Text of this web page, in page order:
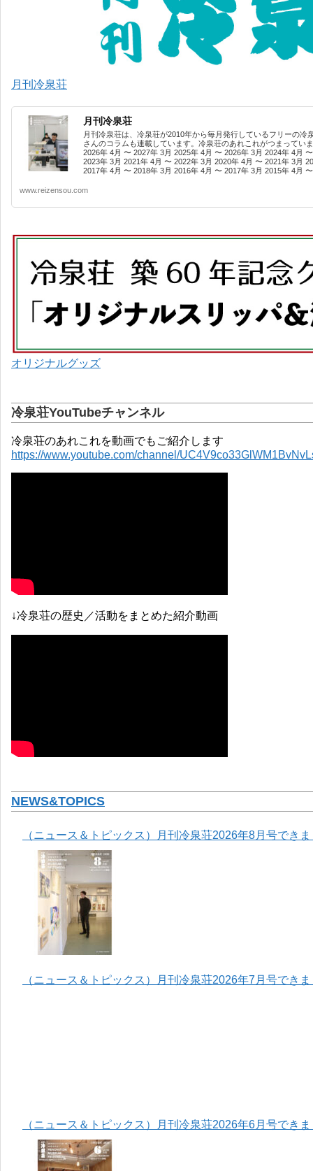
月刊冷泉荘
月刊冷泉荘
月刊冷泉荘は、冷泉荘が2010年から毎月発行しているフリーの
さんのコラムも連載しています。冷泉荘のあれこれがつまってい
2026年 4月 〜 2027年 3月 2025年 4月 〜 2026年 3月 2024年 4月
2023年 3月 2021年 4月 〜 2022年 3月 2020年 4月 〜 2021年 3月
2017年 4月 〜 2018年 3月 2016年 4月 〜 2017年 3月 2015年 4月
www.reizensou.com
オリジナルグッズ
冷泉荘YouTubeチャンネル
冷泉荘のあれこれを動画でもご紹介します
https://www.youtube.com/channel/
↓冷泉荘の歴史／活動をまとめた紹介動画
NEWS&TOPICS
（ニュース＆トピックス）月刊冷泉荘2026年8月号でき
（ニュース＆トピックス）月刊冷泉荘2026年7月号でき
（ニュース＆トピックス）月刊冷泉荘2026年6月号でき